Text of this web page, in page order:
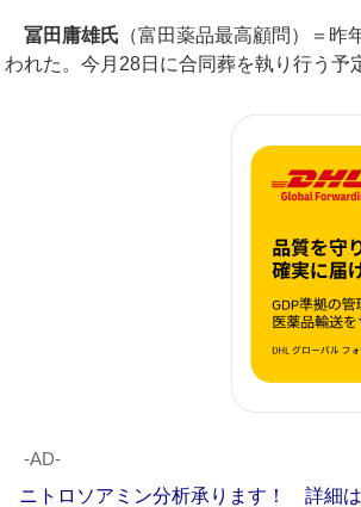
冨田庸雄氏 （富田薬品最高顧問）＝
われた。今月28日に合同葬を執り行う予
‐AD‐
ニトロソアミン分析承ります！ 詳細